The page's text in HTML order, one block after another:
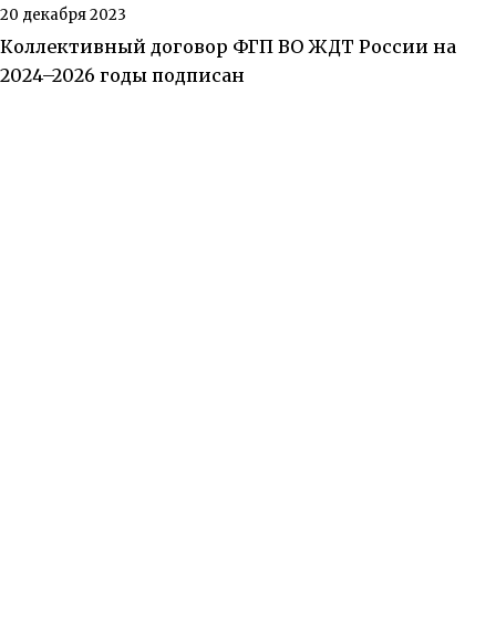
20 декабря 2023
Коллективный договор ФГП ВО ЖДТ России на
2024–2026 годы подписан